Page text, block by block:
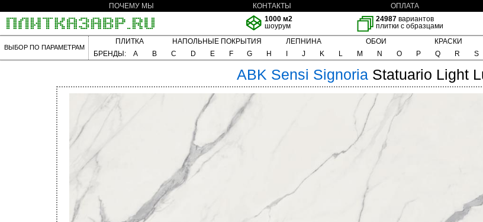
ПОЧЕМУ МЫ КОНТАКТЫ ОПЛАТА
1000 м2
шоурум
24987 вариантов
плитки с образцами
ВЫБОР ПО ПАРАМЕТРАМ
ПЛИТКА НАПОЛЬНЫЕ ПОКРЫТИЯ ЛЕПНИНА ОБОИ КРАСКИ
БРЕНДЫ:
A B C D E F G H J K L M N O P Q R S
ABK Sensi Signoria Statuario Light